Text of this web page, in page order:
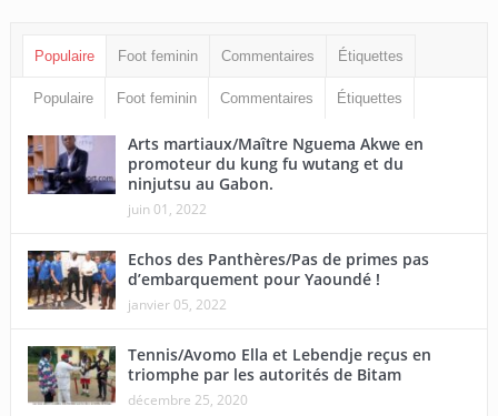
Populaire Foot feminin Commentaires Étiquettes
Populaire Foot feminin Commentaires Étiquettes
Arts martiaux/Maître Nguema Akwe en
promoteur du kung fu wutang et du
ninjutsu au Gabon.
juin 01, 2022
Echos des Panthères/Pas de primes pas
d’embarquement pour Yaoundé !
janvier 05, 2022
Tennis/Avomo Ella et Lebendje reçus en
triomphe par les autorités de Bitam
décembre 25, 2020